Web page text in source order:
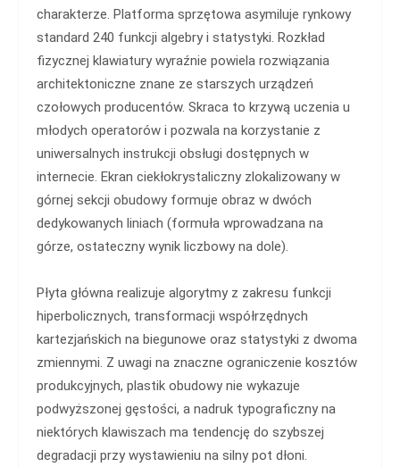
charakterze. Platforma sprzętowa asymiluje rynkowy
standard 240 funkcji algebry i statystyki. Rozkład
fizycznej klawiatury wyraźnie powiela rozwiązania
architektoniczne znane ze starszych urządzeń
czołowych producentów. Skraca to krzywą uczenia u
młodych operatorów i pozwala na korzystanie z
uniwersalnych instrukcji obsługi dostępnych w
internecie. Ekran ciekłokrystaliczny zlokalizowany w
górnej sekcji obudowy formuje obraz w dwóch
dedykowanych liniach (formuła wprowadzana na
górze, ostateczny wynik liczbowy na dole).
Płyta główna realizuje algorytmy z zakresu funkcji
hiperbolicznych, transformacji współrzędnych
kartezjańskich na biegunowe oraz statystyki z dwoma
zmiennymi. Z uwagi na znaczne ograniczenie kosztów
produkcyjnych, plastik obudowy nie wykazuje
podwyższonej gęstości, a nadruk typograficzny na
niektórych klawiszach ma tendencję do szybszej
degradacji przy wystawieniu na silny pot dłoni.